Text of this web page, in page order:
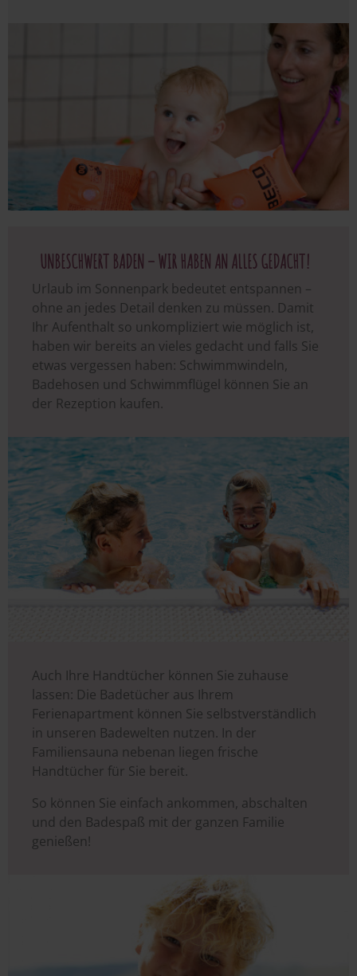
UNBESCHWERT BADEN – WIR HABEN AN ALLES GEDACHT!
Urlaub im Sonnenpark bedeutet entspannen –
ohne an jedes Detail denken zu müssen. Damit
Ihr Aufenthalt so unkompliziert wie möglich ist,
haben wir bereits an vieles gedacht und falls Sie
etwas vergessen haben: Schwimmwindeln,
Badehosen und Schwimmflügel können Sie an
der Rezeption kaufen.
Image
Auch Ihre Handtücher können Sie zuhause
lassen: Die Badetücher aus Ihrem
Ferienapartment können Sie selbstverständlich
in unseren Badewelten nutzen. In der
Familiensauna nebenan liegen frische
Handtücher für Sie bereit.
So können Sie einfach ankommen, abschalten
und den Badespaß mit der ganzen Familie
genießen!